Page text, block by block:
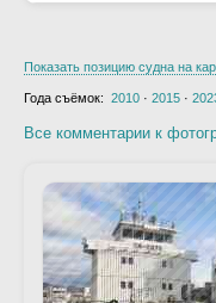
Показать позицию судна на
Года съёмок: 2010 · 2015 ·
Все комментарии к